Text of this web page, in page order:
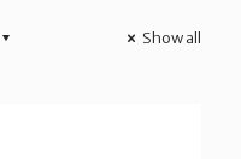
Show all